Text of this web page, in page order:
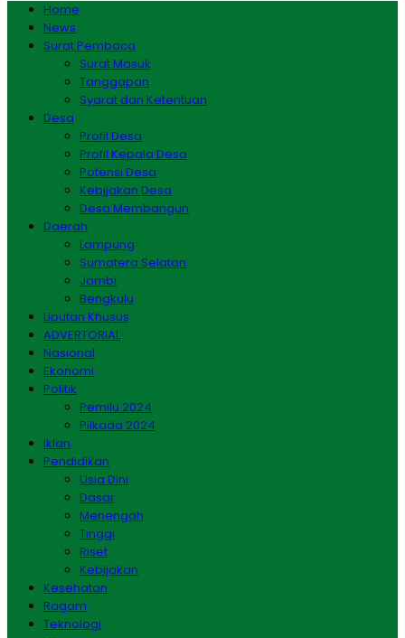
Home
News
Surat Pembaca
Surat Masuk
Tanggapan
Syarat dan Ketentuan
Desa
Profil Desa
Profil Kepala Desa
Potensi Desa
Kebijakan Desa
Desa Membangun
Daerah
Lampung
Sumatera Selatan
Jambi
Bengkulu
Liputan Khusus
ADVERTORIAL
Nasional
Ekonomi
Politik
Pemilu 2024
Pilkada 2024
Iklan
Pendidikan
Usia Dini
Dasar
Menengah
Tinggi
Riset
Kebijakan
Kesehatan
Ragam
Teknologi